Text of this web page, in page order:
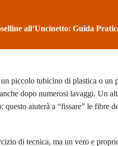
all’Uncinetto: Guida
piccolo tubicino di plastica o un
dopo numerosi lavaggi. Un
aiuterà a “fissare” le fibre
di tecnica, ma un vero e